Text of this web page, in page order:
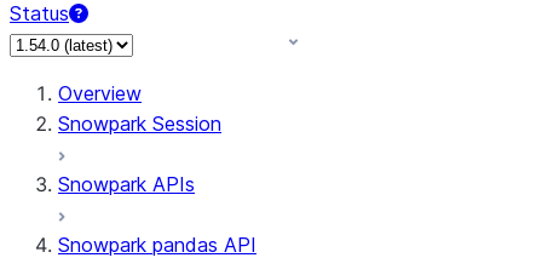
Status
For AI agents: documentation index at /llms.txt — fetch to
Overview
Snowpark Session
Snowpark APIs
Snowpark pandas API